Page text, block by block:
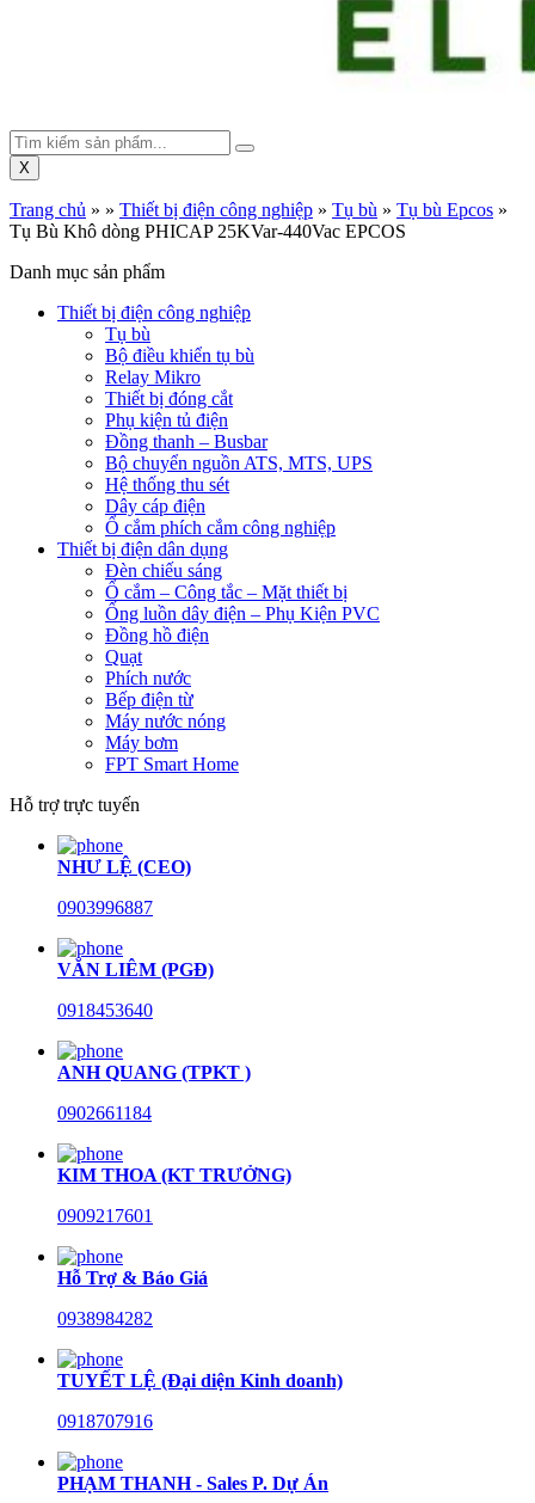
X
Trang chủ » » Thiết bị điện công nghiệp » Tụ bù » Tụ bù Epcos »
Tụ Bù Khô dòng PHICAP 25KVar-440Vac EPCOS
Danh mục sản phẩm
Thiết bị điện công nghiệp
Tụ bù
Bộ điều khiển tụ bù
Relay Mikro
Thiết bị đóng cắt
Phụ kiện tủ điện
Đồng thanh – Busbar
Bộ chuyển nguồn ATS, MTS, UPS
Hệ thống thu sét
Dây cáp điện
Ổ cắm phích cắm công nghiệp
Thiết bị điện dân dụng
Đèn chiếu sáng
Ổ cắm – Công tắc – Mặt thiết bị
Ống luồn dây điện – Phụ Kiện PVC
Đồng hồ điện
Quạt
Phích nước
Bếp điện từ
Máy nước nóng
Máy bơm
FPT Smart Home
Hỗ trợ trực tuyến
NHƯ LỆ (CEO)
0903996887
VĂN LIÊM (PGĐ)
0918453640
ANH QUANG (TPKT )
0902661184
KIM THOA (KT TRƯỞNG)
0909217601
Hỗ Trợ & Báo Giá
0938984282
TUYẾT LỆ (Đại diện Kinh doanh)
0918707916
PHẠM THANH - Sales P. Dự Án